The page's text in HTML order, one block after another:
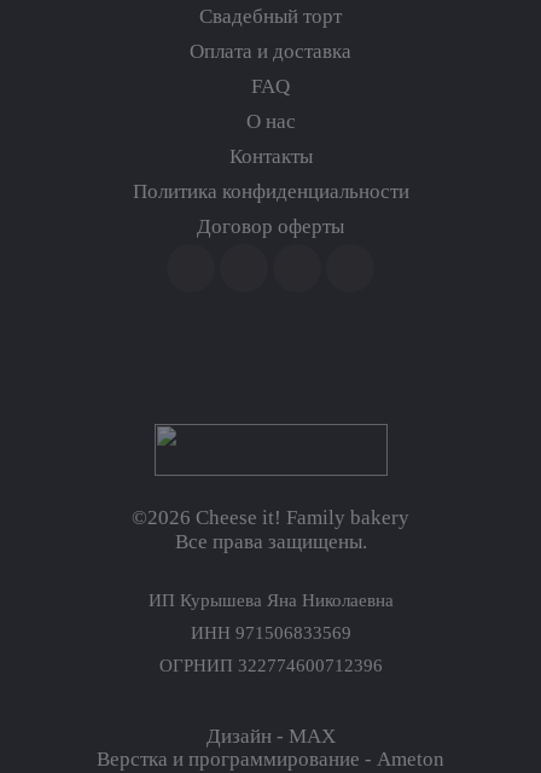
©2026 Cheese it! Family bakery
Все права защищены.
ИП Курышева Яна Николаевна
ИНН 971506833569
ОГРНИП 322774600712396
Свадебный торт
Оплата и доставка
FAQ
О нас
Контакты
Политика конфиденциальности
Договор оферты
Дизайн - MAX
Верстка и программирование - Ameton